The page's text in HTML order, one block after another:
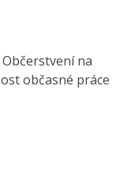
na
občasné práce